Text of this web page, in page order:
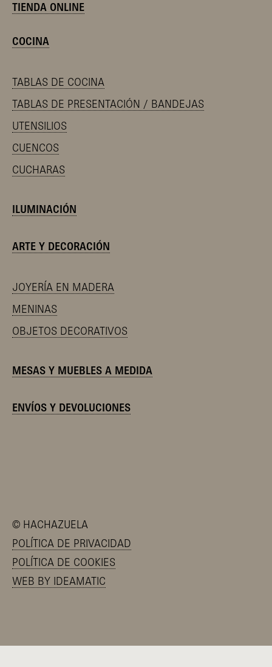
TIENDA ONLINE
COCINA
TABLAS DE COCINA
TABLAS DE PRESENTACIÓN / BANDEJAS
UTENSILIOS
CUENCOS
CUCHARAS
ILUMINACIÓN
ARTE Y DECORACIÓN
JOYERÍA EN MADERA
MENINAS
OBJETOS DECORATIVOS
MESAS Y MUEBLES A MEDIDA
ENVÍOS Y DEVOLUCIONES
© HACHAZUELA
POLÍTICA DE PRIVACIDAD
POLÍTICA DE COOKIES
WEB BY IDEAMATIC